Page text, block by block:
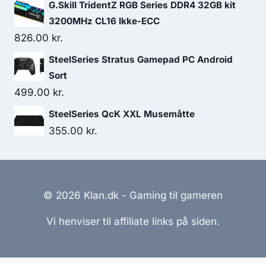
G.Skill TridentZ RGB Series DDR4 32GB kit
3200MHz CL16 Ikke-ECC
826.00 kr.
SteelSeries Stratus Gamepad PC Android
Sort
499.00 kr.
SteelSeries QcK XXL Musemåtte
355.00 kr.
© 2026 Klan.dk - Gaming til gameren
Vi henviser til affiliate links på siden.